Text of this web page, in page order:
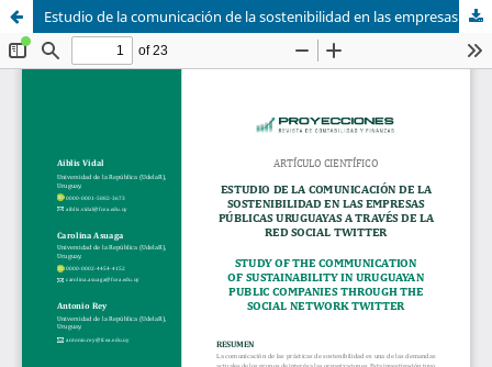
Estudio de la comunicación de la sostenibilidad en las empresas públicas uruguayas a través de la red social Twitter